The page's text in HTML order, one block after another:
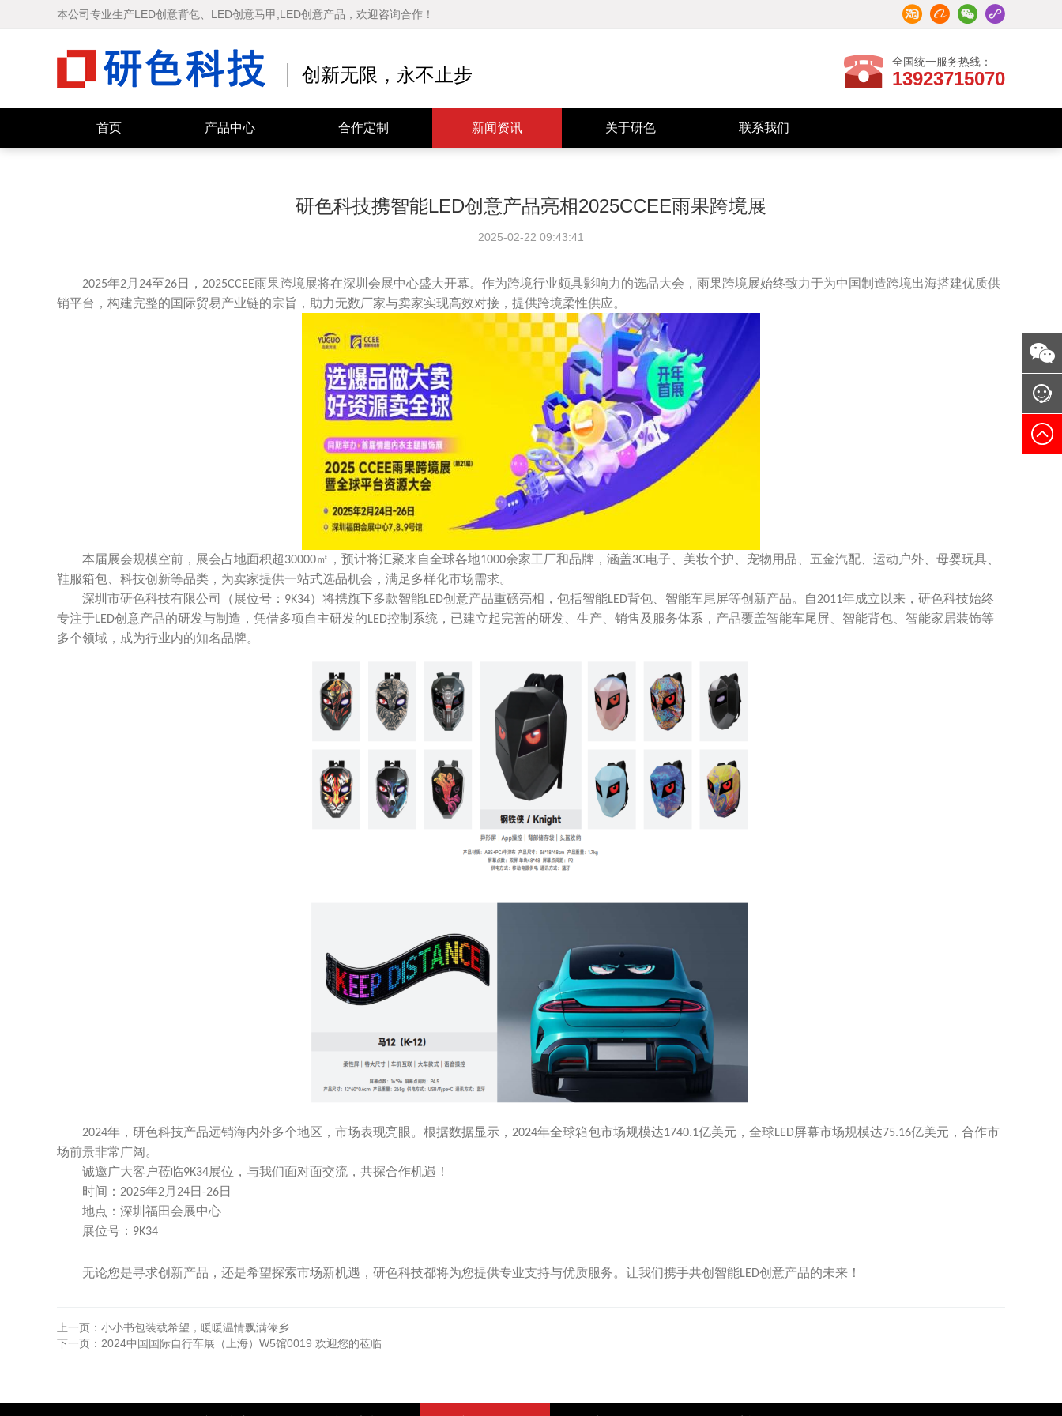
本公司专业生产LED创意背包、LED创意马甲,LED创意产品，欢迎咨询合作！
创新无限，永不止步
全国统一服务热线：
13923715070
首页 产品中心
快乐马夫 智能车尾屏
LOY智能背包
合作定制 新闻资讯
媒体报道
技术分享
关于研色
资质证书
联系我们
招商加盟
研色科技携智能LED创意产品亮相2025CCEE雨果跨境展
2025-02-22 09:43:41
2025年2月 24至26日， 2025CCEE雨果跨境展将在深圳会展中心盛大开幕。作为跨境行业颇具影响力的选品大会，雨果跨境展始终致力于为中国制造跨境出海搭建优质供
销平台，构建完整的国际贸易产业链的宗旨，助力无数厂家与卖家实现高效对接，提供跨境柔性供应。
本届展会规模空前，展会占地面积超30000㎡，预计将汇聚来自全球各地1000余家工厂和品牌，涵盖3C电子、美妆个护、宠物用品、五金汽配、运动户外、母婴玩具、
鞋服箱包、科技创新等品类，为卖家提供一站式选品机会，满足多样化市场需求。
深圳市研色科技有限公司（展位号： 9K34）将携旗下多款智能LED创意产品重磅亮相，包括智能LED背包、智能车尾屏等创新产品。自2011年成立以来，研色科技始终
专注于LED创意产品的研发与制造，凭借多项自主研发的LED控制系统，已建立起完善的研发、生产、销售及服务体系，产品覆盖智能车尾屏、智能背包、智能家居装饰等
多个领域，成为行业内的知名品牌。
2024年，研色科技产品远销海内外多个地区，市场表现亮眼。 根据数据显示， 2024年全球箱包市场规模达1740.1亿美元 ，全球LED屏幕市场规模达75.16亿美元，合作市
场前景非常广阔。
诚邀广大客户莅临9K34展位，与我们面对面交流，共探合作机遇！
时间： 2025年2月 24日 -26日
地点：深圳 福田会展中心
展位号： 9K34
无论您是寻求创新产品，还是希望探索市场新机遇，研色科技都将为您提供专业支持与优质服务。让我们携手共创智能LED创意产品的未来！
上一页： 小小书包装载希望，暖暖温情飘满傣乡
下一页： 2024中国国际自行车展（上海）W5馆0019 欢迎您的莅临